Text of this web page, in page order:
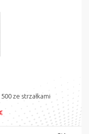
ze strzałkami